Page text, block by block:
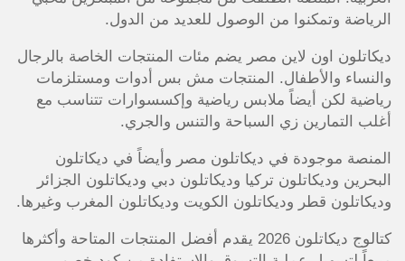
الرياضة وتمكنوا من الوصول للعديد من الدول.
ديكاتلون اون لاين مصر يضم مئات المنتجات الخاصة بالرجال
والنساء والأطفال. المنتجات مش بس أدوات ومستلزمات
رياضية لكن أيضاً ملابس رياضية وإكسسوارات تتناسب مع
أغلب التمارين زي السباحة والتنس والجري.
المنصة موجودة في ديكاتلون مصر وأيضاً في ديكاتلون
البحرين وديكاتلون تركيا وديكاتلون دبي وديكاتلون الجزائر
وديكاتلون قطر وديكاتلون الكويت وديكاتلون المغرب وغيرها.
كتالوج ديكاتلون 2026 يقدم أفضل المنتجات المتاحة وأكثرها